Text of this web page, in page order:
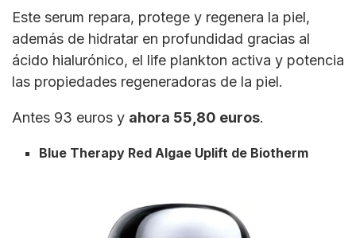
Este serum repara, protege y regenera la piel,
además de hidratar en profundidad gracias al
ácido hialurónico, el life plankton activa y potencia
las propiedades regeneradoras de la piel.
Antes 93 euros y ahora 55,80 euros.
Blue Therapy Red Algae Uplift de Biotherm